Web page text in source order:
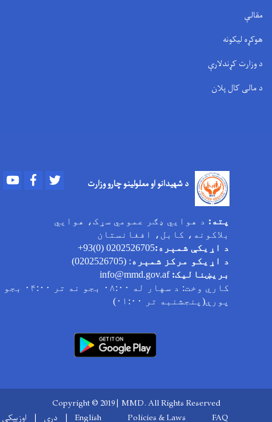
مقالې
هوکړه لیکونه
د وزارت کړندلارې
د مالی کال پلان
د شهیدانو او معلولینو چارو وزارت Youtube Facebook Twitter
پته: د هوایي ډګر عمومي سړک، هوایي
بلاکونه، کابل، افغانستان
د اړیکې شمېره:0202526705 (0)93+
د اړیکو مرکز شمېره : (0202526705)
بریښنالیک:info@mmd.gov.af
کاري وخت
: د سهار له ۰۸:۰۰ بجو نه تر ۰۴:۰۰ بجو
پورې(پنجشنبه تر ۰۱:۰۰)
Copyright © 2019 | MMD. All Rights Reserved
FAQ
Policies & Laws
English دری اوزبیکی